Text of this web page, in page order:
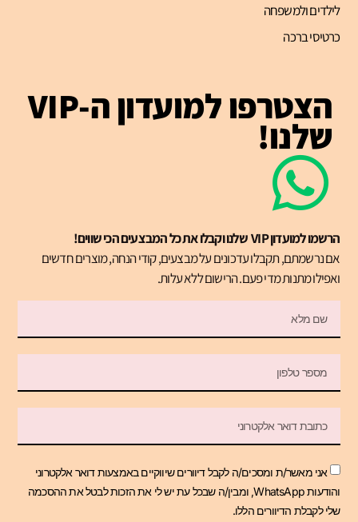
לילדים ולמשפחה
כרטיסי ברכה
הצטרפו למועדון ה-VIP
שלנו!
הרשמו למועדון VIP שלנו וקבלו את כל המבצעים הכי שווים!
אם נרשמתם, תקבלו עדכונים על מבצעים, קודי הנחה, מוצרים חדשים
ואפילו מתנות מדי פעם. הרישום ללא עלות.
אני מאשר/ת ומסכים/ה לקבל דיוורים שיווקיים באמצעות דואר אלקטרוני
והודעות WhatsApp, ומבין/ה שבכל עת יש לי את הזכות לבטל את ההסכמה
שלי לקבלת הדיוורים הללו.